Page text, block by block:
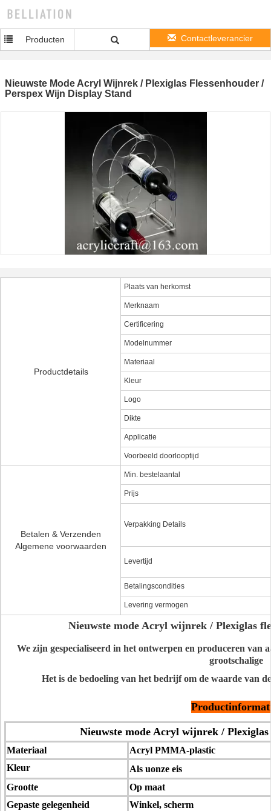
Producten Contactleverancier
Nieuwste Mode Acryl Wijnrek / Plexiglas Flessenhouder /
Perspex Wijn Display Stand
Productdetails
Plaats van herkomst
Merknaam
Certificering
Modelnummer
Materiaal
Kleur
Logo
Dikte
Applicatie
Voorbeeld doorlooptijd
Betalen & Verzenden
Algemene voorwaarden
Min. bestelaantal
Prijs
Verpakking Details
Levertijd
Betalingscondities
Levering vermogen
Nieuwste mode Acryl wijnrek / Plexiglas
We zijn gespecialiseerd in het ontwerpen en produceren van
grootschalige
Het is de bedoeling van het bedrijf om de waarde van
Nieuwste mode Acryl wijnrek /
Materiaal
Acryl PMMA-plastic
Kleur
Als uonze eis
Grootte
Op maat
Gepaste gelegenheid
Winkel, scherm